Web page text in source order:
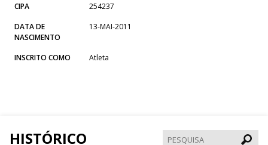
CIPA
254237
DATA DE
NASCIMENTO
13-MAI-2011
INSCRITO COMO Atleta
HISTÓRICO